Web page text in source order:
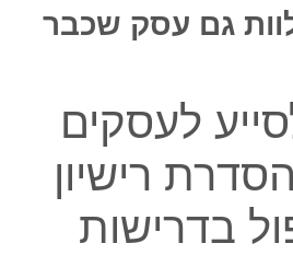
גם עסק שכבר
לעסקים
רישיון
בדרישות